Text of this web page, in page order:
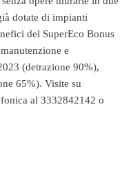
dotate di impianti
del SuperEco Bonus
e
(detrazione 90%),
65%). Visite su
al 3332842142 o